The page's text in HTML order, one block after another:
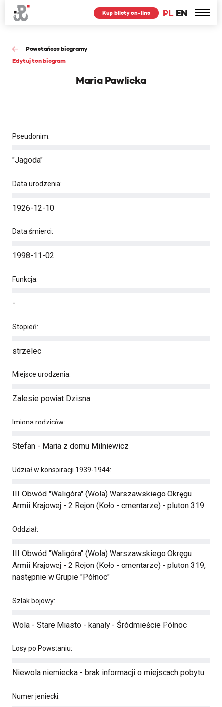
PL EN
Kup bilety on-line
Powstańcze biogramy
Edytuj ten biogram
Maria Pawlicka
Pseudonim:
"Jagoda"
Data urodzenia:
1926-12-10
Data śmierci:
1998-11-02
Funkcja:
-
Stopień:
strzelec
Miejsce urodzenia:
Zalesie powiat Dzisna
Imiona rodziców:
Stefan - Maria z domu Milniewicz
Udział w konspiracji 1939-1944:
III Obwód "Waligóra" (Wola) Warszawskiego Okręgu
Armii Krajowej - 2 Rejon (Koło - cmentarze) - pluton 319
Oddział:
III Obwód "Waligóra" (Wola) Warszawskiego Okręgu
Armii Krajowej - 2 Rejon (Koło - cmentarze) - pluton 319,
następnie w Grupie "Północ"
Szlak bojowy:
Wola - Stare Miasto - kanały - Śródmieście Północ
Losy po Powstaniu:
Niewola niemiecka - brak informacji o miejscach pobytu
Numer jeniecki: